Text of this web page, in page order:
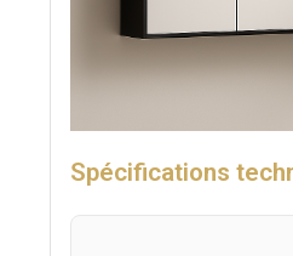
Spécifications